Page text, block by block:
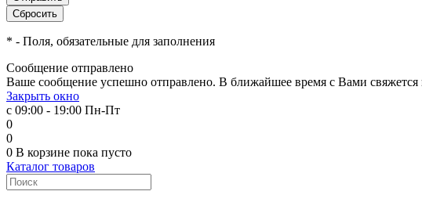
* - Поля, обязательные для заполнения
Сообщение отправлено
Ваше сообщение успешно отправлено. В ближайшее время с Вами свяжется
Закрыть окно
с 09:00 - 19:00 Пн-Пт
0
0
0 В корзине пока пусто
Каталог товаров